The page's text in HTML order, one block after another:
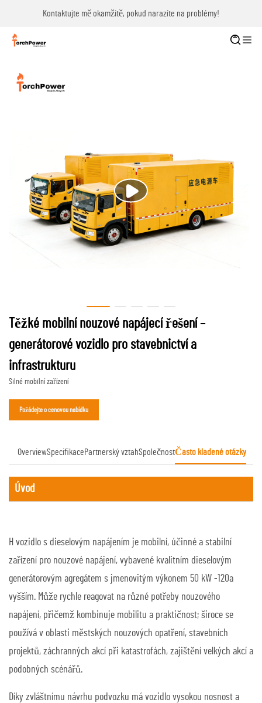
Kontaktujte mě okamžitě, pokud narazíte na problémy!
Těžké mobilní nouzové napájecí řešení –
generátorové vozidlo pro stavebnictví a
infrastrukturu
Silné mobilní zařízení
Požádejte o cenovou nabídku
OverviewSpecifikacePartnerský vztahSpolečnostČasto kladené otázky
Úvod
H vozidlo s dieselovým napájením je mobilní, účinné a stabilní
zařízení pro nouzové napájení, vybavené kvalitním dieselovým
generátorovým agregátem s jmenovitým výkonem 50 kW -120a
vyšším. Může rychle reagovat na různé potřeby nouzového
napájení, přičemž kombinuje mobilitu a praktičnost; široce se
používá v oblasti městských nouzových opatření, stavebních
projektů, záchranných akcí při katastrofách, zajištění velkých akcí a
podobných scénářů.
Díky zvláštnímu návrhu podvozku má vozidlo vysokou nosnost a